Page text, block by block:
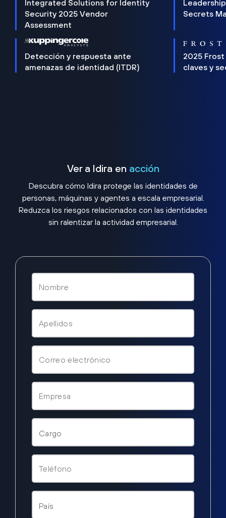
Integrated Solutions for Identity
Security 2025 Vendor
Assessment
Secrets
Detección y respuesta ante
amenazas de identidad (ITDR)
2025 Frost
claves y
Ver a Idira en acción
Descubra cómo Idira protege las identidades de
personas, máquinas y agentes a escala empresarial.
Reduzca los riesgos relacionados con las identidades
sin ralentizar la actividad empresarial.